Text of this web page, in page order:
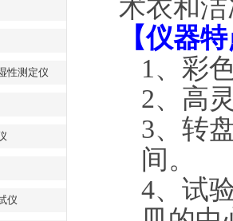
性测定仪
仪
术衣和
【仪器
1 、彩
2、高
3、转
间。
4、试